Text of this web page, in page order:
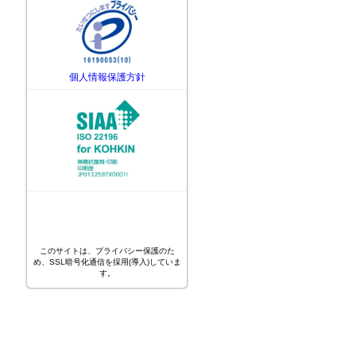
個人情報保護方針
このサイトは、プライバシー保護のた
め、SSL暗号化通信を採用(導入)していま
す。